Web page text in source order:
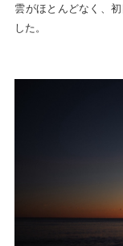
雲がほとんどなく、
した。